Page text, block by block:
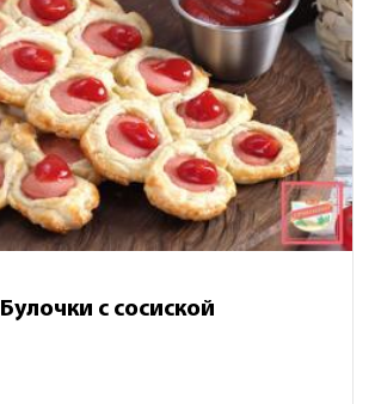
Булочки с сосиской